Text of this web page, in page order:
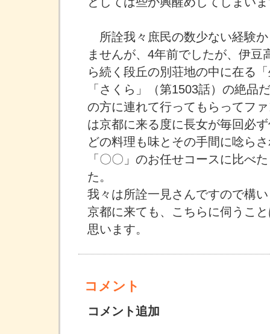
所詮我々庶民の数少ない経験
ませんが、4年前でしたが、伊豆
ら続く段丘の別荘地の中に在る
「さくら」（第1503話）の絶品
の方に連れて行ってもらってフ
は京都に来る度に長女が毎回必
どの料理も味とその手間に唸ら
「〇〇」のお任せコースに比べ
た。
我々は所詮一見さんですので構
京都に来ても、こちらに伺うこ
思います。
コメント
コメント追加